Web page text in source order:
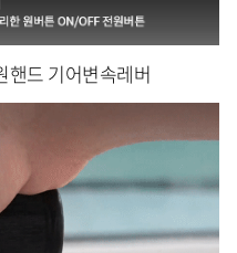
핸드 기어변속레버